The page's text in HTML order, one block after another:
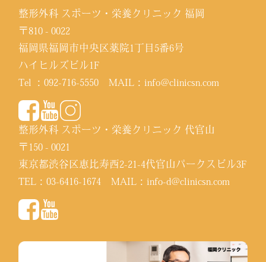
整形外科 スポーツ・栄養クリニック 福岡
〒810 - 0022
福岡県福岡市中央区薬院1丁目5番6号
ハイヒルズビル1F
Tel ：092-716-5550 MAIL：info@clinicsn.com
整形外科 スポーツ・栄養クリニック 代官山
〒150 - 0021
東京都渋谷区恵比寿西2-21-4代官山パークスビル3F
TEL：03-6416-1674 MAIL：info-d@clinicsn.com